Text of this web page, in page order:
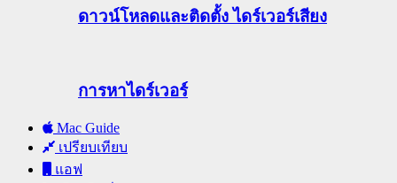
ดาวน์โหลดและติดตั้ง ไดร์เวอร์เสียง
การหาไดร์เวอร์
Mac Guide
เปรียบเทียบ
แอฟ